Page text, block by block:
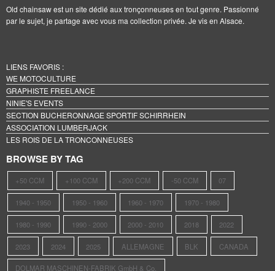
Old chainsaw est un site dédié aux tronçonneuses en tout genre. Passionné
par le sujet, je partage avec vous ma collection privée. Je vis en Alsace.
LIENS FAVORIS :
WE MOTOCULTURE
GRAPHISTE FREELANCE
NINIE'S EVENTS
SECTION BUCHERONNAGE SPORTIF SCHIRRHEIN
ASSOCIATION LUMBERJACK
LES ROIS DE LA TRONCONNEUSES
BROWSE BY TAG
+50 CCM +100 CCM +200 CCM -50 CCM 07
1940 - 1950 1950 - 1960 1960 - 1970 1970 - 1980
1980 - 1990 1990 - 2000 2000 - 2010 2018 2022
2023 2024 2025 ALLEMAGNE BLK CANADA
DOLMAR MASCHINEN-FABRIK GmbH & Co.